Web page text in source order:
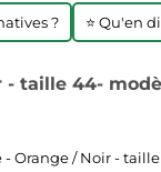
? ⭐ Qu'en
taille 44-
Orange / Noir -